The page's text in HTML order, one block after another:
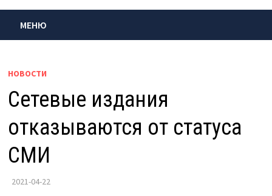
МЕНЮ
НОВОСТИ
Сетевые издания
отказываются от статуса
СМИ
2021-04-22